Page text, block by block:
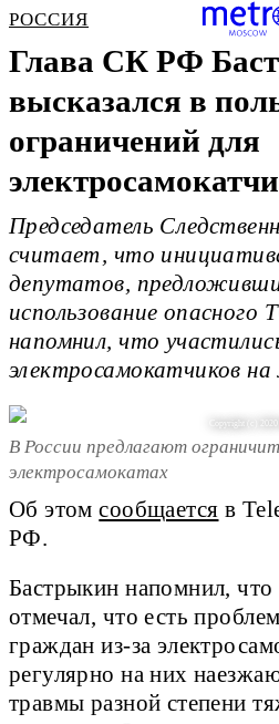
РОССИЯ
Глава СК РФ
высказался в
ограничений для
Председатель
считает, что
депутатов,
использование опасного
напомнил, что
электросамокатчиков на
Copyright (c)
В России предлагают
электросамокатах
Об этомсообщается в
РФ.
Бастрыкин напомнил,
отмечал, что есть
граждан из-за
регулярно на них
травмы разной степени